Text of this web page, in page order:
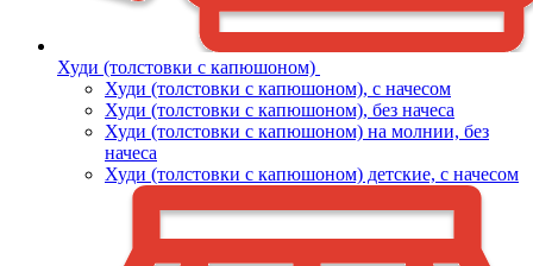
Худи (толстовки с капюшоном)
Худи (толстовки c капюшоном), с начесом
Худи (толстовки c капюшоном), без начеса
Худи (толстовки с капюшоном) на молнии, без
начеса
Худи (толстовки c капюшоном) детские, с начесом